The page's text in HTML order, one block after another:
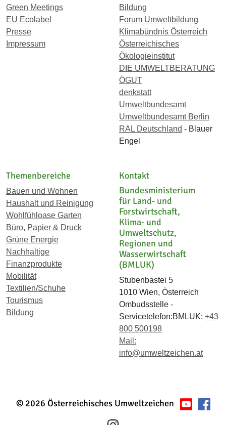
Green Meetings
EU Ecolabel
Presse
Impressum
Bildung
Forum Umweltbildung
Klimabündnis Österreich
Österreichisches
Ökologieinstitut
DIE UMWELTBERATUNG
ÖGUT
denkstatt
Umweltbundesamt
Umweltbundesamt Berlin
RAL Deutschland - Blauer
Engel
Themenbereiche
Bauen und Wohnen
Haushalt und Reinigung
Wohlfühloase Garten
Büro, Papier & Druck
Grüne Energie
Nachhaltige
Finanzprodukte
Mobilität
Textilien/Schuhe
Tourismus
Bildung
Kontakt
Bundesministerium
für Land- und
Forstwirtschaft,
Klima- und
Umweltschutz,
Regionen und
Wasserwirtschaft
(BMLUK)
Stubenbastei 5
1010 Wien, Österreich
Ombudsstelle -
Servicetelefon:BMLUK: +43
800 500198
Mail:
info@umweltzeichen.at
© 2026 Österreichisches Umweltzeichen